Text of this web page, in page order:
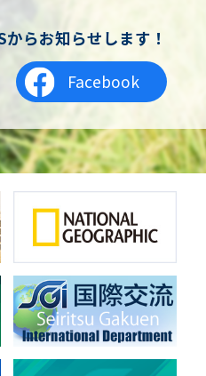
らお知らせします！
Facebook